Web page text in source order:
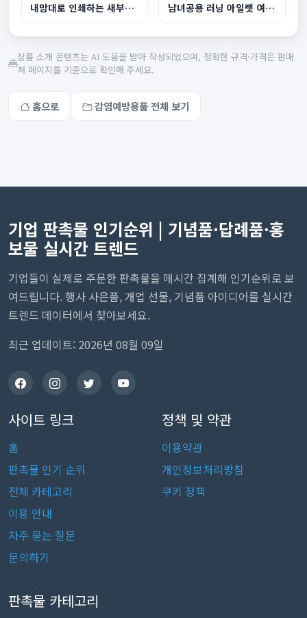
내맘대로 인쇄하는 새부리 마스크 화이트 남녀공용 러닝 아일랫 여름 마스크
상품 소개 콘텐츠는 AI 도움을 받아 작성되었으며, 정확한 규격·가격은 판매
처 페이지를 기준으로 확인해 주세요.
홈으로 감염예방용품 전체 보기
기업 판촉물 인기순위 | 기념품·답례품·홍
보물 실시간 트렌드
기업들이 실제로 주문한 판촉물을 매시간 집계해 인기순위로 보
여드립니다. 행사 사은품, 개업 선물, 기념품 아이디어를 실시간
트렌드 데이터에서 찾아보세요.
최근 업데이트: 2026년 08월 09일
사이트 링크
홈
판촉물 인기 순위
전체 카테고리
이용 안내
자주 묻는 질문
문의하기
정책 및 약관
이용약관
개인정보처리방침
쿠키 정책
판촉물 카테고리